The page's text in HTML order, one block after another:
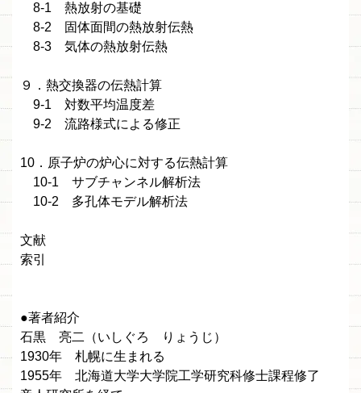
8-1 熱放射の基礎
8-2 固体面間の熱放射伝熱
8-3 気体の熱放射伝熱
９．熱交換器の伝熱計算
9-1 対数平均温度差
9-2 流路様式による修正
10．原子炉の炉心に対する伝熱計算
10-1 サブチャンネル解析法
10-2 多孔体モデル解析法
文献
索引
●著者紹介
石黒 亮二（いしぐろ りょうじ）
1930年 札幌に生まれる
1955年 北海道大学大学院工学研究科修士課程修了